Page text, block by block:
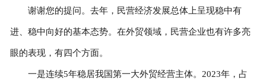
谢谢您的提问。去年，民营经济发展总体上呈现稳中有
进、稳中向好的基本态势。在外贸领域，民营企业也有许多亮
眼的表现，有四个方面。
一是连续5年稳居我国第一大外贸经营主体。2023年，占